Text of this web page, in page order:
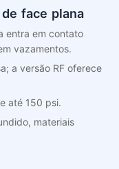
face plana
entra em contato
vazamentos.
a versão RF oferece
até 150 psi.
materiais